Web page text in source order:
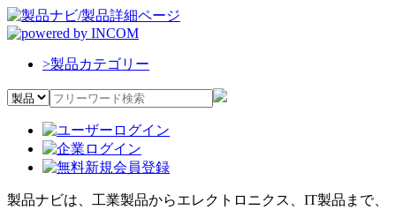
>製品カテゴリー
製品ナビは、工業製品からエレクトロニクス、IT製品まで、